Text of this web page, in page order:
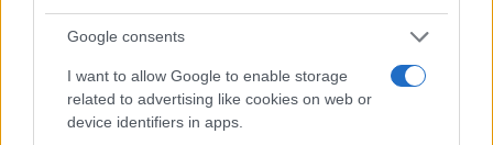
Google consents
I want to allow Google to enable storage
related to advertising like cookies on web or
device identifiers in apps.
Διαβάστε περισσότερα
Σάββατο 08 Αυγ 2026, 21:00
Μ. Χαρακόπουλος για